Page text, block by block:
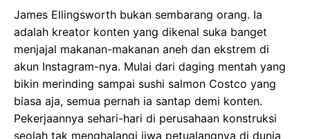
James Ellingsworth bukan sembarang orang. Ia
adalah kreator konten yang dikenal suka banget
menjajal makanan-makanan aneh dan ekstrem di
akun Instagram-nya. Mulai dari daging mentah yang
bikin merinding sampai sushi salmon Costco yang
biasa aja, semua pernah ia santap demi konten.
Pekerjaannya sehari-hari di perusahaan konstruksi
seolah tak menghalangi jiwa petualangnya di dunia